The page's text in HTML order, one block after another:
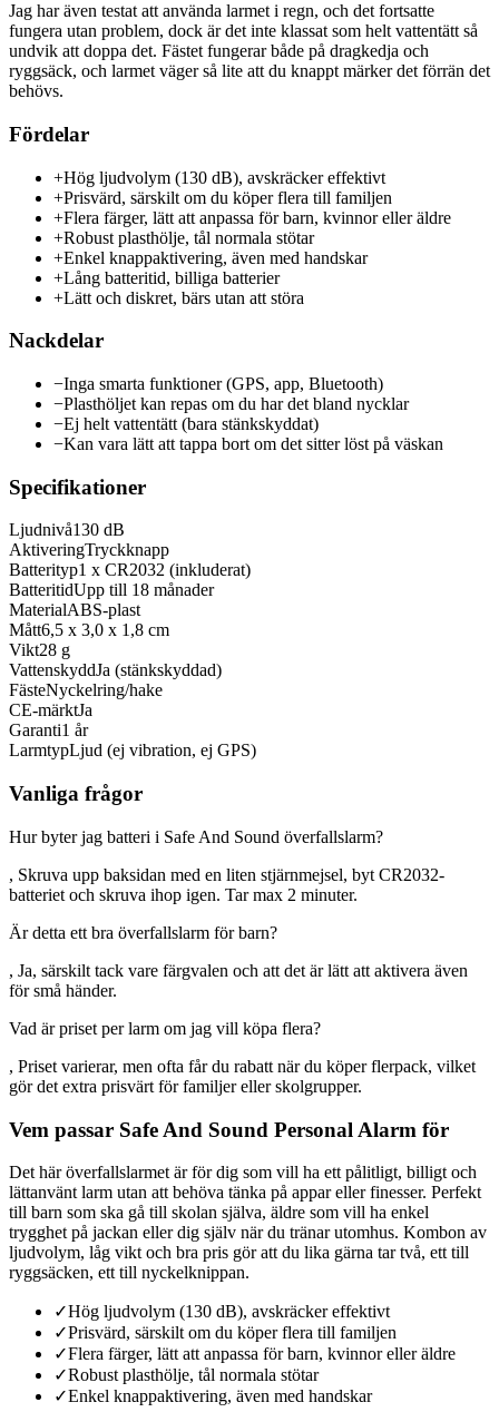
Jag har även testat att använda larmet i regn, och det fortsatte
fungera utan problem, dock är det inte klassat som helt vattentätt så
undvik att doppa det. Fästet fungerar både på dragkedja och
ryggsäck, och larmet väger så lite att du knappt märker det förrän det
behövs.
Fördelar
+Hög ljudvolym (130 dB), avskräcker effektivt
+Prisvärd, särskilt om du köper flera till familjen
+Flera färger, lätt att anpassa för barn, kvinnor eller äldre
+Robust plasthölje, tål normala stötar
+Enkel knappaktivering, även med handskar
+Lång batteritid, billiga batterier
+Lätt och diskret, bärs utan att störa
Nackdelar
−Inga smarta funktioner (GPS, app, Bluetooth)
−Plasthöljet kan repas om du har det bland nycklar
−Ej helt vattentätt (bara stänkskyddat)
−Kan vara lätt att tappa bort om det sitter löst på väskan
Specifikationer
Ljudnivå130 dB
AktiveringTryckknapp
Batterityp1 x CR2032 (inkluderat)
BatteritidUpp till 18 månader
MaterialABS-plast
Mått6,5 x 3,0 x 1,8 cm
Vikt28 g
VattenskyddJa (stänkskyddad)
FästeNyckelring/hake
CE-märktJa
Garanti1 år
LarmtypLjud (ej vibration, ej GPS)
Vanliga frågor
Hur byter jag batteri i Safe And Sound överfallslarm?
, Skruva upp baksidan med en liten stjärnmejsel, byt CR2032-
batteriet och skruva ihop igen. Tar max 2 minuter.
Är detta ett bra överfallslarm för barn?
, Ja, särskilt tack vare färgvalen och att det är lätt att aktivera även
för små händer.
Vad är priset per larm om jag vill köpa flera?
, Priset varierar, men ofta får du rabatt när du köper flerpack, vilket
gör det extra prisvärt för familjer eller skolgrupper.
Vem passar Safe And Sound Personal Alarm för
Det här överfallslarmet är för dig som vill ha ett pålitligt, billigt och
lättanvänt larm utan att behöva tänka på appar eller finesser. Perfekt
till barn som ska gå till skolan själva, äldre som vill ha enkel
trygghet på jackan eller dig själv när du tränar utomhus. Kombon av
ljudvolym, låg vikt och bra pris gör att du lika gärna tar två, ett till
ryggsäcken, ett till nyckelknippan.
✓Hög ljudvolym (130 dB), avskräcker effektivt
✓Prisvärd, särskilt om du köper flera till familjen
✓Flera färger, lätt att anpassa för barn, kvinnor eller äldre
✓Robust plasthölje, tål normala stötar
✓Enkel knappaktivering, även med handskar